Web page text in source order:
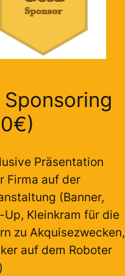
Sponsoring
Präsentation
Firma auf der
(Banner,
Up, Kleinkram für die
zu Akquisezwecken,
auf dem Roboter